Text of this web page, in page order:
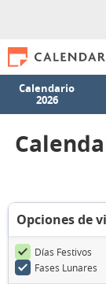
Calendario
2026
Opciones de
Días Festivos
Fases Lunares